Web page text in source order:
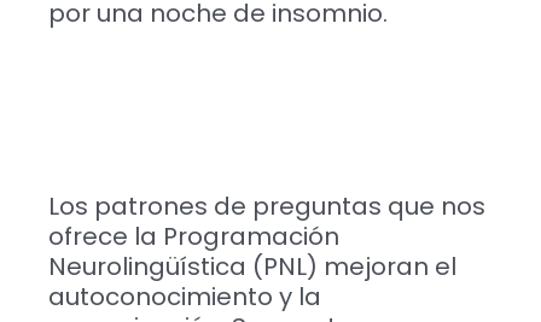
por una noche de insomnio.
Los patrones de preguntas que nos
ofrece la Programación
Neurolingüística (PNL) mejoran el
autoconocimiento y la